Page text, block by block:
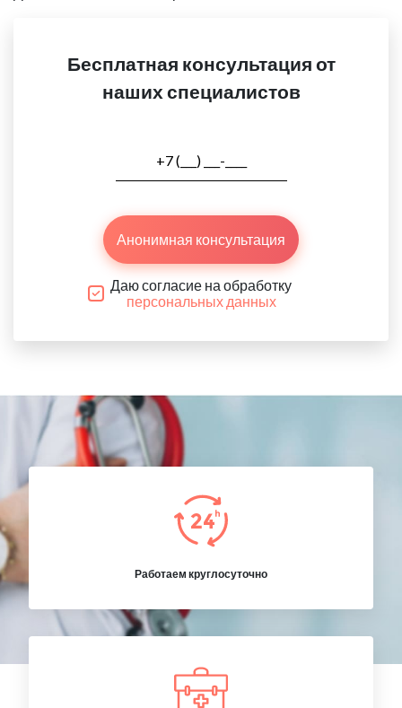
Бесплатная консультация от
наших специалистов
Анонимная консультация
Даю согласие на обработку
персональных данных
Работаем круглосуточно